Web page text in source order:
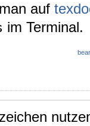
auf
im Terminal.